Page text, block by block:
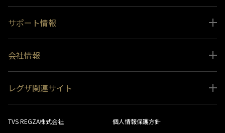
サポート情報
インフォメーション 一覧
よくあるご質問 (FAQ）
お問い合わせ
生産終了商品一覧
会社情報
会社概要
レグザ関連サイト
レグザ メンバーズ
TVS REGZA株式会社 個人情報保護方針